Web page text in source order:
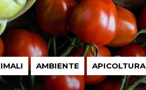
AMBIENTE APICOLTURA